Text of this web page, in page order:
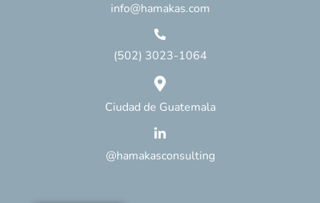
info@hamakas.com
(502) 3023-1064
Ciudad de Guatemala
@hamakasconsulting